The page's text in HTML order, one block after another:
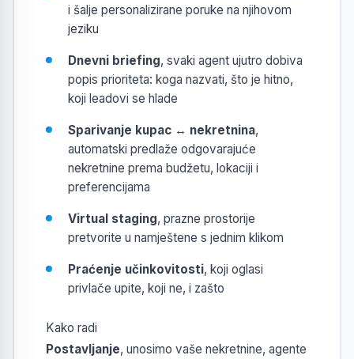
i šalje personalizirane poruke na njihovom
jeziku
Dnevni briefing, svaki agent ujutro dobiva
popis prioriteta: koga nazvati, što je hitno,
koji leadovi se hlade
Sparivanje kupac ↔ nekretnina,
automatski predlaže odgovarajuće
nekretnine prema budžetu, lokaciji i
preferencijama
Virtual staging, prazne prostorije
pretvorite u namještene s jednim klikom
Praćenje učinkovitosti, koji oglasi
privlače upite, koji ne, i zašto
Kako radi
Postavljanje, unosimo vaše nekretnine, agente